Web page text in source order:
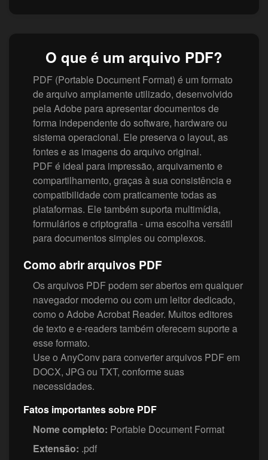
O que é um arquivo PDF?
PDF (Portable Document Format) é um formato
de arquivo amplamente utilizado, desenvolvido
pela Adobe para apresentar documentos de
forma independente do software, hardware ou
sistema operacional. Ele preserva o layout, as
fontes e as imagens do arquivo original.
PDF é ideal para impressão, arquivamento e
compartilhamento, graças à sua consistência e
compatibilidade com praticamente todas as
plataformas. Ele também suporta multimídia,
formulários e criptografia - uma escolha versátil
para documentos simples ou complexos.
Como abrir arquivos PDF
Os arquivos PDF podem ser abertos em qualquer
navegador moderno ou com um leitor dedicado,
como o Adobe Acrobat Reader. Muitos editores
de texto e e-readers também oferecem suporte a
esse formato.
Use o AnyConv para converter arquivos PDF em
DOCX, JPG ou TXT, conforme suas
necessidades.
Fatos importantes sobre PDF
Nome completo: Portable Document Format
Extensão: .pdf